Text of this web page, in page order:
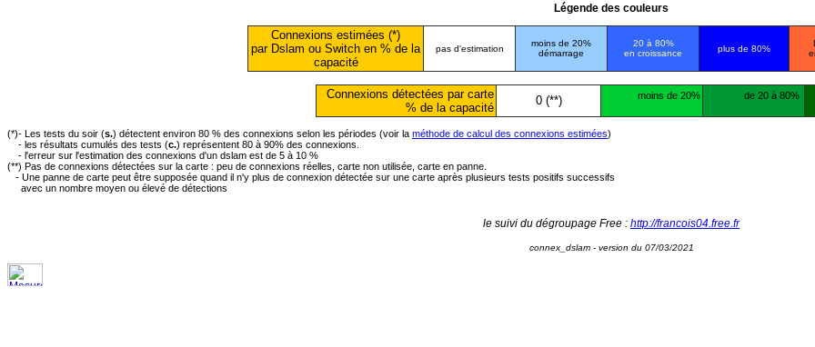
Légende des couleurs
Connexions estimées (*)
par Dslam ou Switch en % de la
capacité
pas d'estimation
moins de 20%
démarrage
20 à 80%
en croissance
plus de 80%
Connexions détectées par carte
% de la capacité
0 (**) moins de 20% de 20 à 80%
(*)- Les tests du soir (s.) détectent environ 80 % des connexions selon les périodes (voir la méthode de calcul des connexions estimées)
- les résultats cumulés des tests (c.) représentent 80 à 90% des connexions.
- l'erreur sur l'estimation des connexions d'un dslam est de 5 à 10 %
(**) Pas de connexions détectées sur la carte : peu de connexions réelles, carte non utilisée, carte en panne.
- Une panne de carte peut être supposée quand il n'y plus de connexion détectée sur une carte après plusieurs tests positifs successifs
avec un nombre moyen ou élevé de détections
le suivi du dégroupage Free : http://francois04.free.fr
connex_dslam - version du 07/03/2021